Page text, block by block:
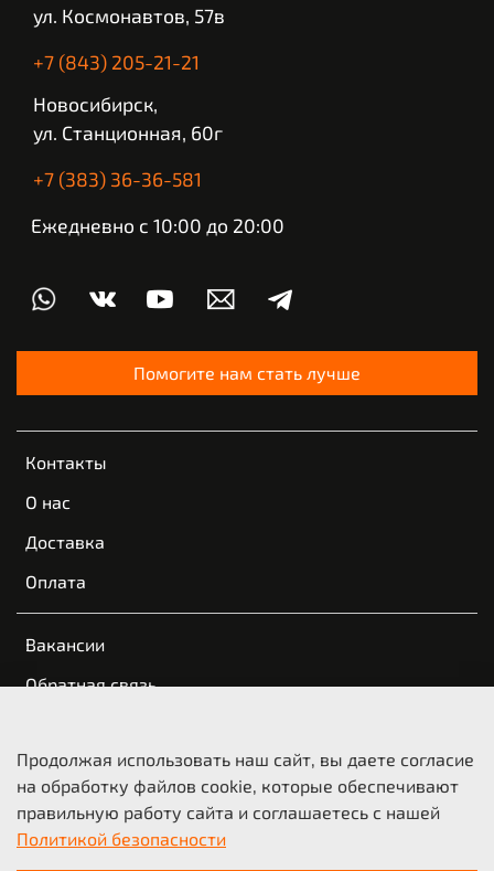
Контакты
О нас
Доставка
Оплата
Вакансии
Обратная связь
Оферта и политика конфиденциальности
ул. Космонавтов, 57в
+7 (843) 205-21-21
Новосибирск,
ул. Станционная, 60г
+7 (383) 36-36-581
Ежедневно с 10:00 до 20:00
Помогите нам стать лучше
© 2021-2026 KTM Казань | КТМ Новосибирск
Продолжая использовать наш сайт, вы даете согласие
на обработку файлов cookie, которые обеспечивают
правильную работу сайта и соглашаетесь с нашей
Политикой безопасности